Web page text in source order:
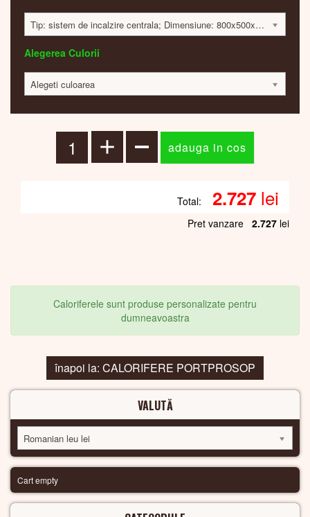
Tip: sistem de incalzire centrala; Dimensiune: 800x500x62mm; 447 Watt; 2718 lei
Alegerea Culorii
Alegeti culoarea
Total: 2.727 lei
Pret vanzare 2.727 lei
Caloriferele sunt produse personalizate pentru
dumneavoastra
înapoi la: CALORIFERE PORTPROSOP
VALUTĂ
Romanian leu lei
Cart empty